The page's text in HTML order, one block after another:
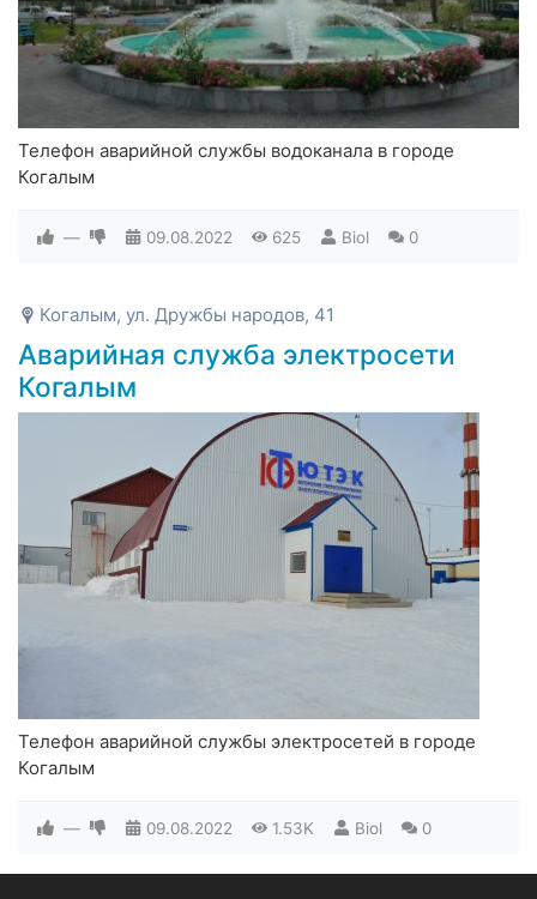
Телефон аварийной службы водоканала в городе
Когалым
— 09.08.2022 625 Biol 0
Когалым, ул. Дружбы народов, 41
Аварийная служба электросети
Когалым
Телефон аварийной службы электросетей в городе
Когалым
— 09.08.2022 1.53K Biol 0